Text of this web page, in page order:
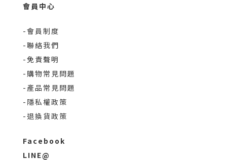
會員中心
-會員制度
-聯絡我們
-免責聲明
-購物常見問題
-產品常見問題
-隱私權政策
-退換貨政策
Facebook
LINE@